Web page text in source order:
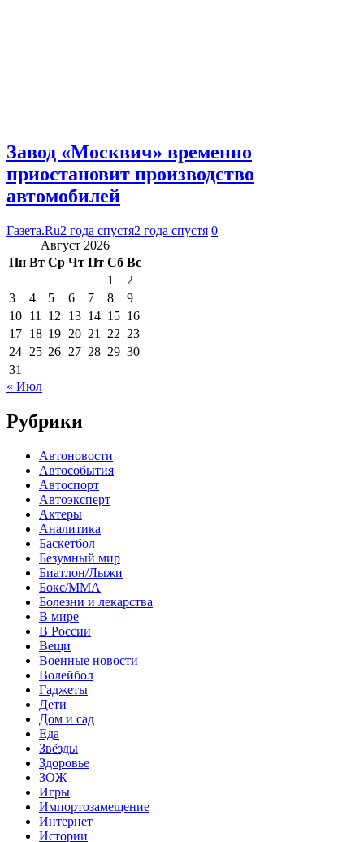
Завод «Москвич» временно
приостановит производство
автомобилей
Газета.Ru2 года спустя2 года спустя 0
Август 2026
Пн Вт Ср Чт Пт Сб Вс
1
2
3
4 5 6 7 8
9
10 11 12 13 14 15 16
17 18 19 20 21 22 23
24 25 26 27 28 29 30
31
« Июл
Рубрики
Автоновости
Автособытия
Автоспорт
Автоэксперт
Актеры
Аналитика
Баскетбол
Безумный мир
Биатлон/Лыжи
Бокс/MMA
Болезни и лекарства
В мире
В России
Вещи
Военные новости
Волейбол
Гаджеты
Дети
Дом и сад
Еда
Звёзды
Здоровье
ЗОЖ
Игры
Импортозамещение
Интернет
Истории